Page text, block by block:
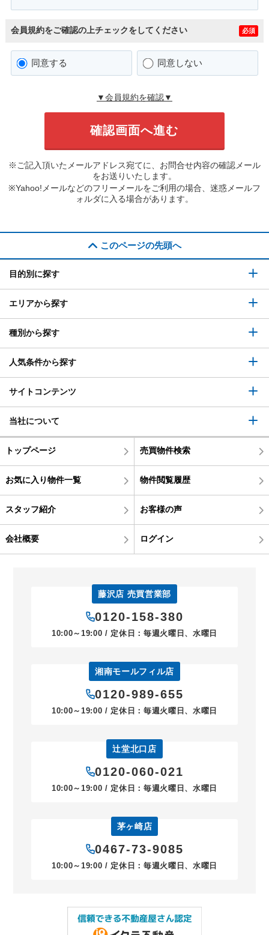
会員規約をご確認の上チェックをしてください 必須
同意する 同意しない
▼会員規約を確認▼
※ご記入頂いたメールアドレス宛てに、お問合せ内容の確認メール
をお送りいたします。
※Yahoo!メールなどのフリーメールをご利用の場合、迷惑メールフ
ォルダに入る場合があります。
このページの先頭へ
目的別に探す
エリアから探す
種別から探す
人気条件から探す
サイトコンテンツ
当社について
トップページ 売買物件検索
お気に入り物件一覧 物件閲覧履歴
スタッフ紹介 お客様の声
会社概要 ログイン
藤沢店 売買営業部
0120-158-380
10:00～19:00 / 定休日：毎週火曜日、水曜日
湘南モールフィル店
0120-989-655
10:00～19:00 / 定休日：毎週火曜日、水曜日
辻堂北口店
0120-060-021
10:00～19:00 / 定休日：毎週火曜日、水曜日
茅ヶ崎店
0467-73-9085
10:00～19:00 / 定休日：毎週火曜日、水曜日